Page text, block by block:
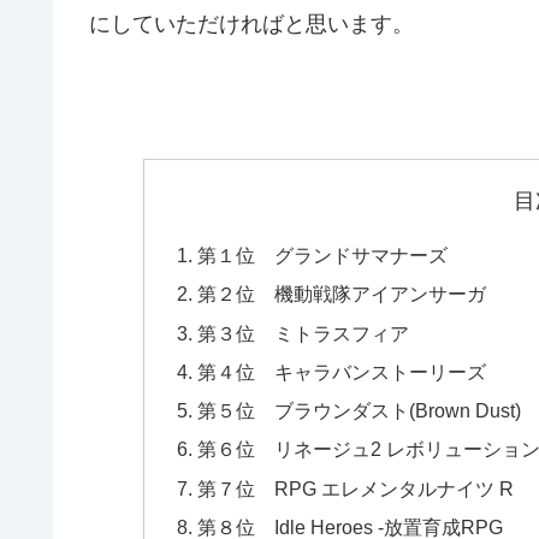
にしていただければと思います。
第１位 グランドサマナーズ
第２位 機動戦隊アイアンサーガ
第３位 ミトラスフィア
第４位 キャラバンストーリーズ
第５位 ブラウンダスト(Brown Dust)
第６位 リネージュ2 レボリューショ
第７位 RPG エレメンタルナイツ R
第８位 Idle Heroes -放置育成RPG